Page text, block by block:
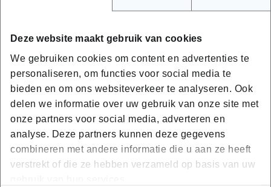
Deze website maakt gebruik van cookies
We gebruiken cookies om content en advertenties te
personaliseren, om functies voor social media te
bieden en om ons websiteverkeer te analyseren. Ook
delen we informatie over uw gebruik van onze site met
onze partners voor social media, adverteren en
analyse. Deze partners kunnen deze gegevens
combineren met andere informatie die u aan ze heeft
verstrekt of die ze hebben verzameld op basis van uw
te brengen. Het is aangeraden om met je eigen hond te
meenemen, maar weet dat het voor de honden het
beste is dat ze worden behandeld door iemand die ze
vertrouwen/kennen en dat ze naar een vreemde toe
anders zouden kunnen reageren.
In elke les is er praktijk voorzien.